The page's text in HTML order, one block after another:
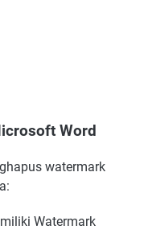
Word
watermark
Watermark